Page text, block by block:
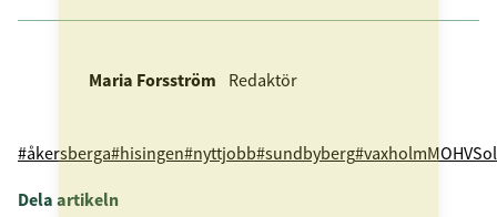
Maria Forsström Redaktör
#åkersberga#hisingen#nyttjobb#sundbyberg#vaxholmMOHV
Dela artikeln